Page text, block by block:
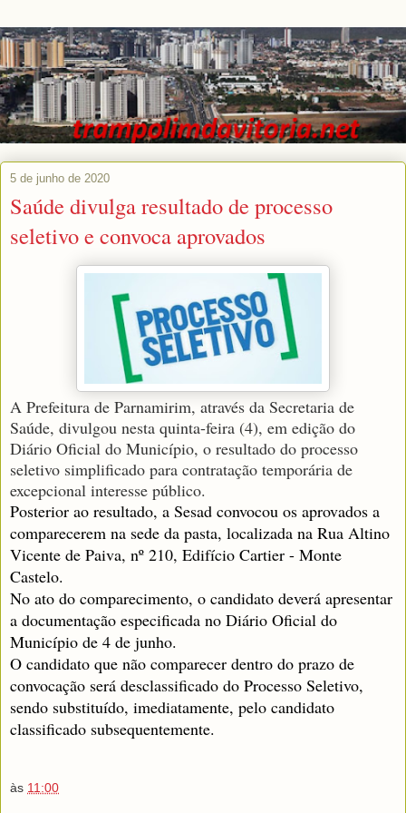
5 de junho de 2020
Saúde divulga resultado de processo
seletivo e convoca aprovados
A Prefeitura de Parnamirim, através da Secretaria de
Saúde, divulgou nesta quinta-feira (4), em edição do
Diário Oficial do Município, o resultado do processo
seletivo simplificado para contratação temporária de
excepcional interesse público.
Posterior ao resultado, a Sesad convocou os aprovados a
comparecerem na sede da pasta, localizada na Rua Altino
Vicente de Paiva, nº 210, Edifício Cartier - Monte
Castelo.
No ato do comparecimento, o candidato deverá apresentar
a documentação especificada no Diário Oficial do
Município de 4 de junho.
O candidato que não comparecer dentro do prazo de
convocação será desclassificado do Processo Seletivo,
sendo substituído, imediatamente, pelo candidato
classificado subsequentemente.
às 11:00